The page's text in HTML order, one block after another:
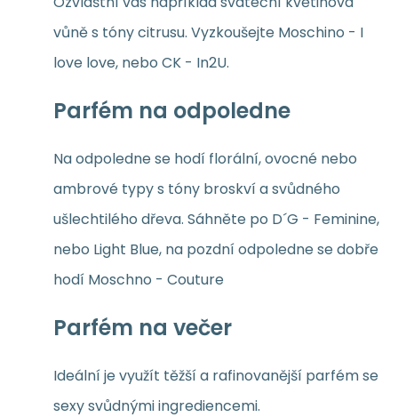
vůně s tóny citrusu. Vyzkoušejte Moschino - I
love love, nebo CK - In2U.
Parfém na odpoledne
Na odpoledne se hodí florální, ovocné nebo
ambrové typy s tóny broskví a svůdného
ušlechtilého dřeva. Sáhněte po D´G - Feminine,
nebo Light Blue, na pozdní odpoledne se dobře
hodí Moschno - Couture
Parfém na večer
Ideální je využít těžší a rafinovanější parfém se
sexy svůdnými ingrediencemi.